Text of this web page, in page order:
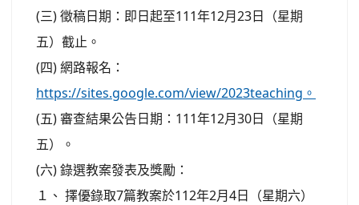
(三) 徵稿日期：即日起至111年12月23日（星期
五）截止。
(四) 網路報名：
https://sites.google.com/view/2023teaching。
(五) 審查結果公告日期：111年12月30日（星期
五）。
(六) 錄選教案發表及獎勵：
１、 擇優錄取7篇教案於112年2月4日（星期六）